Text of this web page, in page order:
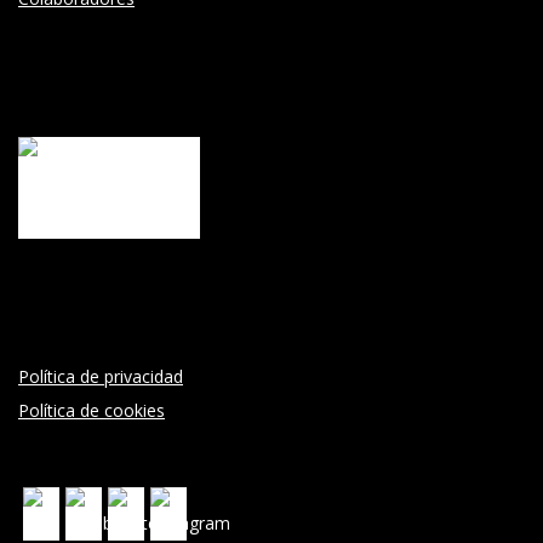
Política de privacidad
Política de cookies